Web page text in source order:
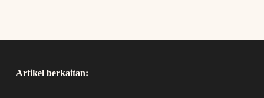
Artikel berkaitan: